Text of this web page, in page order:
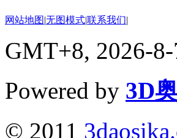
网站地图|无图模式|联系我们|
GMT+8, 2026-8-
Powered by 3D
© 2011